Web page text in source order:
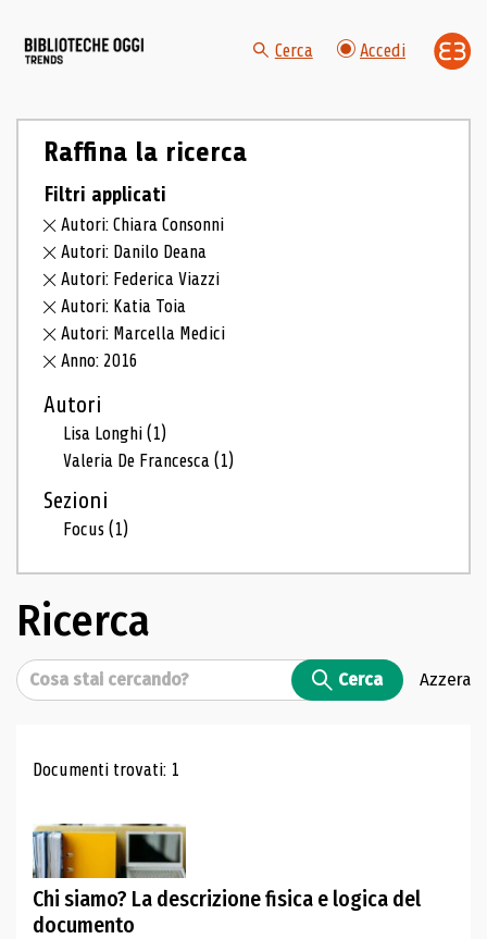
Cerca Accedi
Raffina la ricerca
Filtri applicati
Autori: Chiara Consonni
Autori: Danilo Deana
Autori: Federica Viazzi
Autori: Katia Toia
Autori: Marcella Medici
Anno: 2016
Autori
Lisa Longhi(1)
Valeria De Francesca(1)
Sezioni
Focus(1)
Ricerca
Cerca Cerca Azzera
Risultati di ricerca
Documenti trovati: 1
Chi siamo? La descrizione fisica e logica del
documento